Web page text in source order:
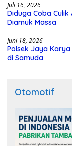
Juli 16, 2026
Diduga Coba
Diamuk Massa
Juni 18, 2026
Polsek Jaya
di Samuda
Otomotif